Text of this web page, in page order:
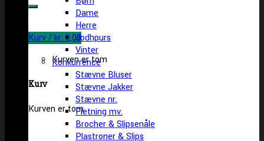
efter:
Kurv /kr. 0,00
Kurven er tom
Kurv
Kurven er tom
Dame
Herre
Jodhpurs
Vinter
Konkurrence
Stævne Bluser
Stævne Jakker
Stævne nr.
Fletning mv.
Brocher & Slipsenåle
Plastroner & Slips